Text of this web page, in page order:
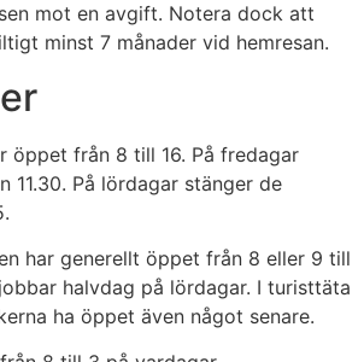
mot en avgift. Notera dock att
minst 7 månader vid hemresan.
öppet från 8 till 16. På fredagar
11.30. På lördagar stänger de
har generellt öppet från 8 eller 9 till
halvdag på lördagar. I turisttäta
ha öppet även något senare.